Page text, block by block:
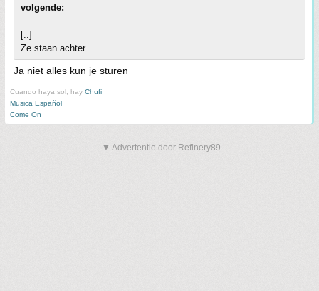
volgende:
[..]
Ze staan achter.
Ja niet alles kun je sturen
Cuando haya sol, hay Chufi
Musica Español
Come On
▼ Advertentie door Refinery89